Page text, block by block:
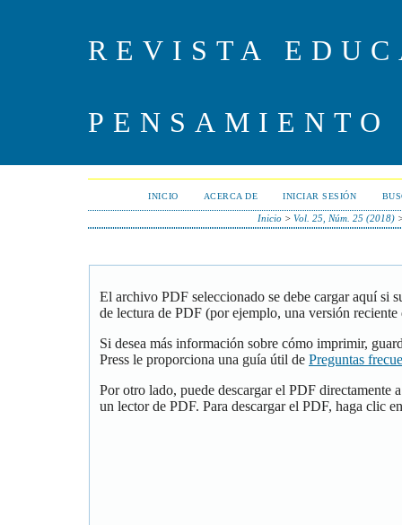
REVISTA
PENSAMIENTO
INICIO ACERCA DE INICIAR SESIÓN
Inicio >Vol. 25, Núm. 25 (2018)
El archivo PDF seleccionado se debe cargar aquí si
de lectura de PDF (por ejemplo, una versión
Si desea más información sobre cómo imprimir,
Press le proporciona una guía útil de Preguntas
Por otro lado, puede descargar el PDF directamente
un lector de PDF. Para descargar el PDF, haga clic